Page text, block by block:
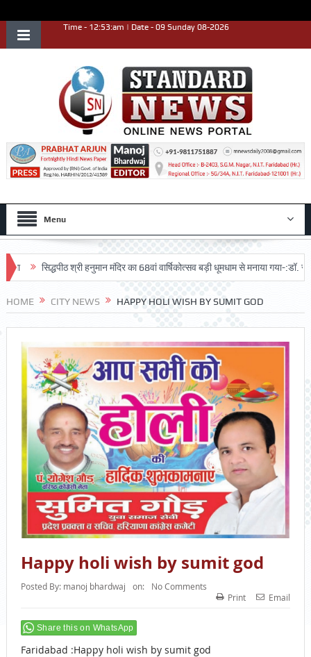
Time - 12:53:am | Date - 09 Sunday 08-2026
Menu
सिद्धपीठ श्री हनुमान मंदिर का 68वां वार्षिकोत्सव बड़ी धूमधाम से मनाया गया-:डॉ. राजेश
HOME CITY NEWS HAPPY HOLI WISH BY SUMIT GOD
Happy holi wish by sumit god
Posted By: manoj bhardwaj on:
No Comments
Print
Email
Share this on WhatsApp
Faridabad :Happy holi wish by sumit god